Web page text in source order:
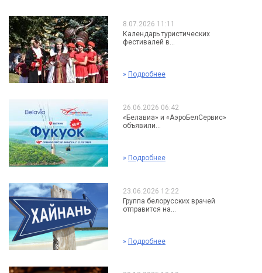
8.07.2026 11:11
Календарь туристических
фестивалей в...
» Подробнее
26.06.2026 06:42
«Белавиа» и «АэроБелСервис»
объявили...
» Подробнее
23.06.2026 12:22
Группа белорусских врачей
отправится на...
» Подробнее